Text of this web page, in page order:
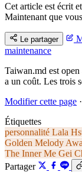
Cet article est écrit
Maintenant que
Le partager
maintenance
Taiwan.md est
a un coût. Les trois
Modifier cette page ·
Étiquettes
personnalité Lala
Golden Melody
The Inner Me Gei
Partager